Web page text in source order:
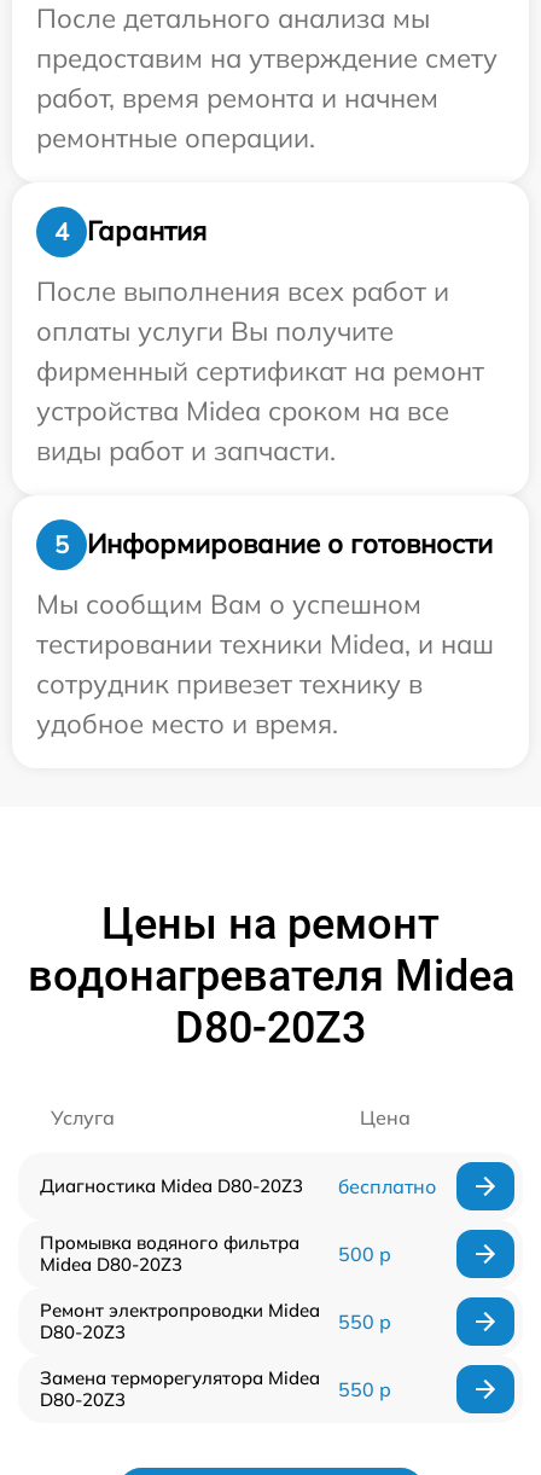
После детального анализа мы
предоставим на утверждение смету
работ, время ремонта и начнем
ремонтные операции.
4
Гарантия
После выполнения всех работ и
оплаты услуги Вы получите
фирменный сертификат на ремонт
устройства Midea сроком на все
виды работ и запчасти.
5
Информирование о готовности
Мы сообщим Вам о успешном
тестировании техники Midea, и наш
сотрудник привезет технику в
удобное место и время.
Цены на ремонт
водонагревателя Midea
D80-20Z3
Услуга Цена
Диагностика Midea D80-20Z3 бесплатно
Промывка водяного фильтра
Midea D80-20Z3
500 р
Ремонт электропроводки Midea
D80-20Z3
550 р
Замена терморегулятора Midea
D80-20Z3
550 р